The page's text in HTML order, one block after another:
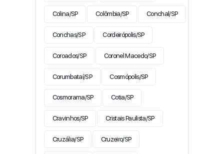
Colina/SP Colômbia/SP Conchal/SP
Conchas/SP Cordeirópolis/SP
Coroados/SP Coronel Macedo/SP
Corumbataí/SP Cosmópolis/SP
Cosmorama/SP Cotia/SP
Cravinhos/SP Cristais Paulista/SP
Cruzália/SP Cruzeiro/SP